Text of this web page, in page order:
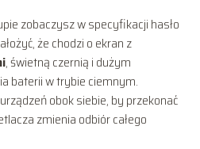
zobaczysz w specyfikacji hasło
że chodzi o ekran z
, świetną czernią i dużym
baterii w trybie ciemnym.
obok siebie, by przekonać
zmienia odbiór całego